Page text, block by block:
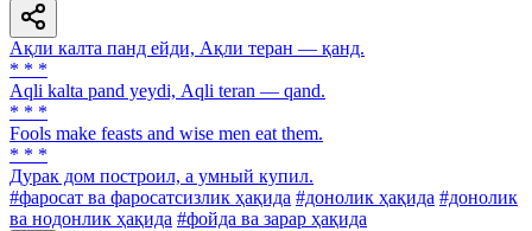
Ақли калта панд ейди, Ақли теран — қанд.
* * *
Аqli kalta pand yeydi, Аqli teran — qand.
* * *
Fools make feasts and wise men eat them.
* * *
Дурак дом построил, а умный купил.
#фаросат ва фаросатсизлик ҳақида #донолик ҳақида #донолик
ва нодонлик ҳақида #фойда ва зарар ҳақида